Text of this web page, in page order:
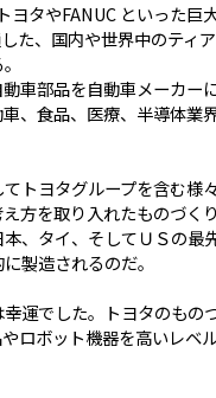
タやFANUC といった巨
た、国内や世界中のティ
車部品を自動車メーカー
、食品、医療、半導体業
トヨタグループを含む様
方を取り入れたものづく
、タイ、そしてＵＳの最
製造されるのだ。
運でした。トヨタのもの
ロボット機器を高いレベ